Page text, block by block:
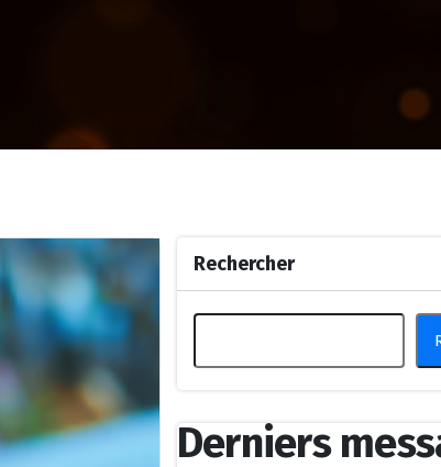
Rechercher
Derniers